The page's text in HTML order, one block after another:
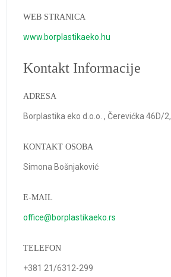
WEB STRANICA
www.borplastikaeko.hu
Kontakt Informacije
ADRESA
Borplastika eko d.o.o. , Čerevićka 46D/
KONTAKT OSOBA
Simona Bošnjaković
E-MAIL
office@borplastikaeko.rs
TELEFON
+381 21/6312-299